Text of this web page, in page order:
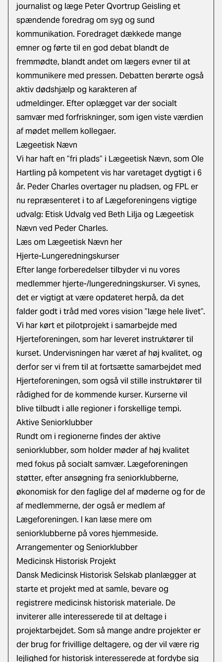
journalist og læge Peter Qvortrup Geisling et
spændende foredrag om syg og sund
kommunikation. Foredraget dækkede mange
emner og førte til en god debat blandt de
fremmødte, blandt andet om lægers evner til at
kommunikere med pressen. Debatten berørte også
aktiv dødshjælp og karakteren af
udmeldinger. Efter oplægget var der socialt
samvær med forfriskninger, som igen viste værdien
af mødet mellem kollegaer.
Lægeetisk Nævn
Vi har haft en ”fri plads” i Lægeetisk Nævn, som Ole
Hartling på kompetent vis har varetaget dygtigt i 6
år. Peder Charles overtager nu pladsen, og FPL er
nu repræsenteret i to af Lægeforeningens vigtige
udvalg: Etisk Udvalg ved Beth Lilja og Lægeetisk
Nævn ved Peder Charles.
Læs om Lægeetisk Nævn her
Hjerte-Lungeredningskurser
Efter lange forberedelser tilbyder vi nu vores
medlemmer hjerte-/lungeredningskurser. Vi synes,
det er vigtigt at være opdateret herpå, da det
falder godt i tråd med vores vision ”læge hele livet”.
Vi har kørt et pilotprojekt i samarbejde med
Hjerteforeningen, som har leveret instruktører til
kurset. Undervisningen har været af høj kvalitet, og
derfor ser vi frem til at fortsætte samarbejdet med
Hjerteforeningen, som også vil stille instruktører til
rådighed for de kommende kurser. Kurserne vil
blive tilbudt i alle regioner i forskellige tempi.
Aktive Seniorklubber
Rundt om i regionerne findes der aktive
seniorklubber, som holder møder af høj kvalitet
med fokus på socialt samvær. Lægeforeningen
støtter, efter ansøgning fra seniorklubberne,
økonomisk for den faglige del af møderne og for de
af medlemmerne, der også er medlem af
Lægeforeningen. I kan læse mere om
seniorklubberne på vores hjemmeside.
Arrangementer og Seniorklubber
Medicinsk Historisk Projekt
Dansk Medicinsk Historisk Selskab planlægger at
starte et projekt med at samle, bevare og
registrere medicinsk historisk materiale. De
inviterer alle interesserede til at deltage i
projektarbejdet. Som så mange andre projekter er
der brug for frivillige deltagere, og der vil være rig
lejlighed for historisk interesserede at fordybe sig